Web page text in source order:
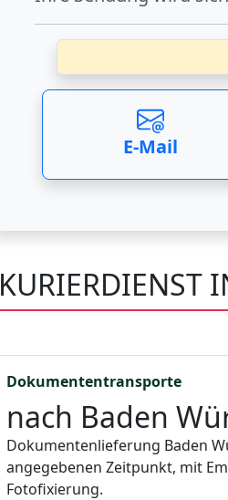
E-Mail
KURIERDIENST
Dokumententransporte
nach Baden
Dokumentenlieferung Baden
angegebenen Zeitpunkt, mit
Fotofixierung.